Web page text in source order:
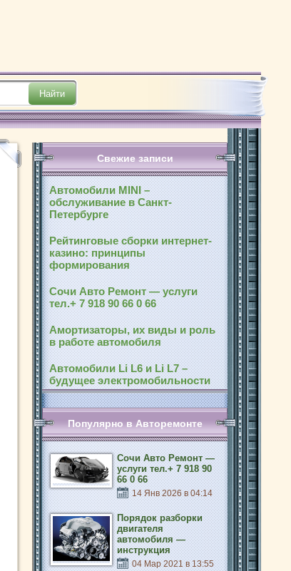
Свежие записи
Автомобили MINI –
обслуживание в Санкт-
Петербурге
Рейтинговые сборки интернет-
казино: принципы
формирования
Сочи Авто Ремонт — услуги
тел.+ 7 918 90 66 0 66
Амортизаторы, их виды и роль
в работе автомобиля
Автомобили Li L6 и Li L7 –
будущее электромобильности
Популярно в Авторемонте
Сочи Авто Ремонт —
услуги тел.+ 7 918 90
66 0 66
14 Янв 2026 в 04:14
Порядок разборки
двигателя
автомобиля —
инструкция
04 Мар 2021 в 13:55